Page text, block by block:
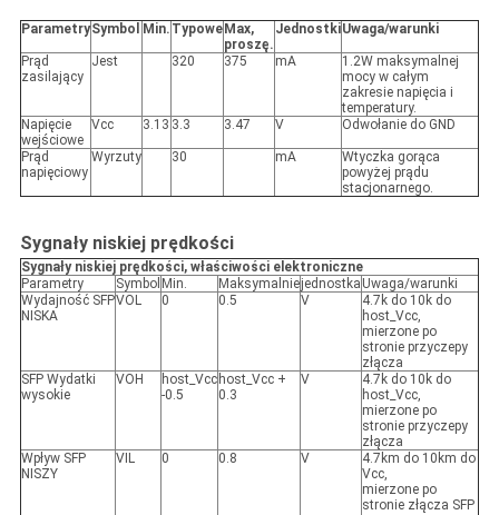
ParametrySymbol Min. Typowe Max,
proszę.
JednostkiUwaga/warunki
Prąd
zasilający
Jest 320 375 mA
1.2W maksymalnej
mocy w całym
zakresie napięcia i
temperatury.
Napięcie
wejściowe
Vcc 3.13 3.3 3.47 V Odwołanie do GND
Prąd
napięciowy
Wyrzuty 30 mA
Wtyczka gorąca
powyżej prądu
stacjonarnego.
Sygnały niskiej prędkości
Sygnały niskiej prędkości, właściwości elektroniczne
Parametry
Symbol Min. Maksymalniejednostka Uwaga/warunki
Wydajność SFP
NISKA
VOL 0 0.5 V
4.7k do 10k do
host_Vcc,
mierzone po
stronie przyczepy
złącza
SFP Wydatki
wysokie
VOH
host_Vcc
-0.5
host_Vcc +
0.3
V
4.7k do 10k do
host_Vcc,
mierzone po
stronie przyczepy
złącza
Wpływ SFP
NISZY
VIL 0 0.8 V
4.7km do 10km do
Vcc,
mierzone po
stronie złącza SFP